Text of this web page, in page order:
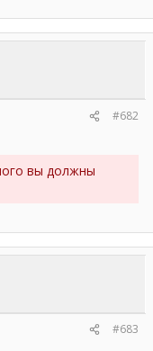
#682
вы должны
#683